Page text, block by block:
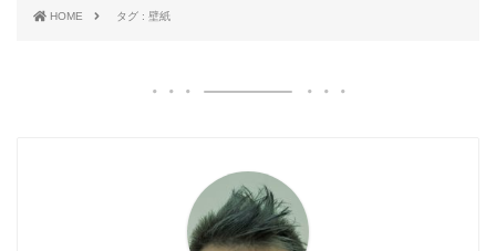
HOME タグ : 壁紙